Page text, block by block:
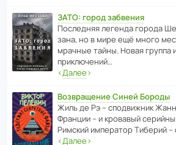
ЗАТО: город забвения
После­дняя легенда города
зана, но в мире ещё много
мрачные тайны. Новая группа
приключений…
‹Далее›
Возвращение Синей Бороды
Жиль де Рэ – спод­ви­жник
Франции – и кровавый
Римский импе­ратор Тиберий
‹Далее›